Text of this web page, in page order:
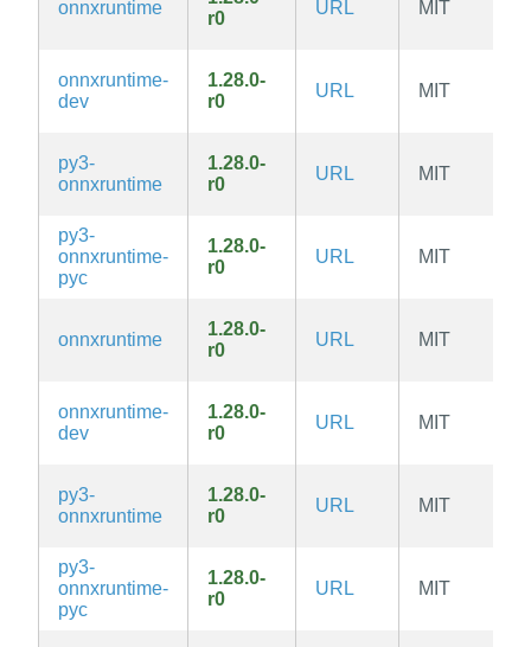
onnxruntime
r0
URL MIT
onnxruntime-
dev
1.28.0-
r0
URL MIT
py3-
onnxruntime
1.28.0-
r0
URL MIT
py3-
onnxruntime-
pyc
1.28.0-
r0
URL MIT
onnxruntime
1.28.0-
r0
URL MIT
onnxruntime-
dev
1.28.0-
r0
URL MIT
py3-
onnxruntime
1.28.0-
r0
URL MIT
py3-
onnxruntime-
pyc
1.28.0-
r0
URL MIT